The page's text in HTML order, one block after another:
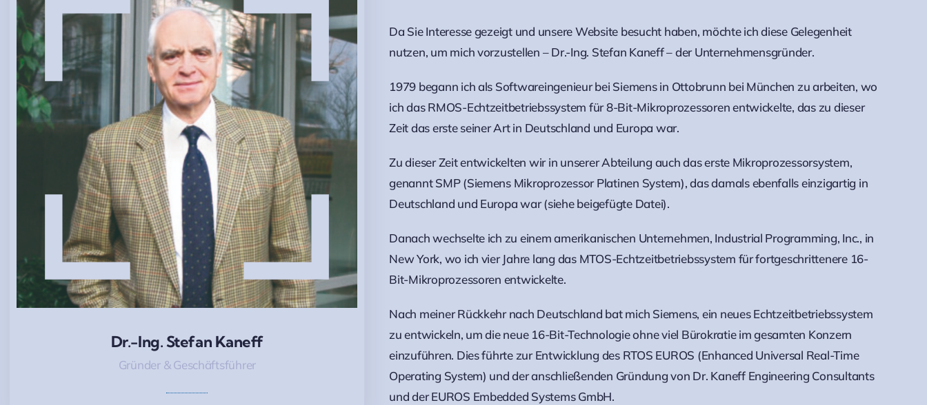
Dr.-Ing. Stefan Kaneff
Gründer & Geschäftsführer
Dr.-Ing. Stefan Kaneff
Da Sie Interesse gezeigt und unsere Website besucht haben, möchte ich diese Gelegenheit
nutzen, um mich vorzustellen – Dr.-Ing. Stefan Kaneff – der Unternehmensgründer.
1979 begann ich als Softwareingenieur bei Siemens in Ottobrunn bei München zu arbeiten, wo
ich das RMOS-Echtzeitbetriebssystem für 8-Bit-Mikroprozessoren entwickelte, das zu dieser
Zeit das erste seiner Art in Deutschland und Europa war.
Zu dieser Zeit entwickelten wir in unserer Abteilung auch das erste Mikroprozessorsystem,
genannt SMP (Siemens Mikroprozessor Platinen System), das damals ebenfalls einzigartig in
Deutschland und Europa war (siehe beigefügte Datei).
Danach wechselte ich zu einem amerikanischen Unternehmen, Industrial Programming, Inc., in
New York, wo ich vier Jahre lang das MTOS-Echtzeitbetriebssystem für fortgeschrittenere 16-
Bit-Mikroprozessoren entwickelte.
Nach meiner Rückkehr nach Deutschland bat mich Siemens, ein neues Echtzeitbetriebssystem
zu entwickeln, um die neue 16-Bit-Technologie ohne viel Bürokratie im gesamten Konzern
einzuführen. Dies führte zur Entwicklung des RTOS EUROS (Enhanced Universal Real-Time
Operating System) und der anschließenden Gründung von Dr. Kaneff Engineering Consultants
und der EUROS Embedded Systems GmbH.